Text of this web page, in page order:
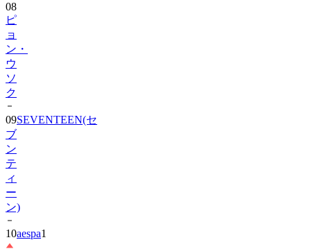
08
ピ
ョ
ン・
ウ
ソ
ク
09SEVENTEEN(セ
ブ
ン
テ
ィ
ー
ン)
10aespa1